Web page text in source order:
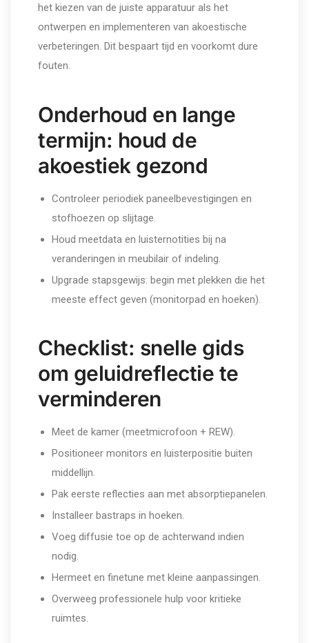
het kiezen van de juiste apparatuur als het
ontwerpen en implementeren van akoestische
verbeteringen. Dit bespaart tijd en voorkomt dure
fouten.
Onderhoud en lange
termijn: houd de
akoestiek gezond
Controleer periodiek paneelbevestigingen en
stofhoezen op slijtage.
Houd meetdata en luisternotities bij na
veranderingen in meubilair of indeling.
Upgrade stapsgewijs: begin met plekken die het
meeste effect geven (monitorpad en hoeken).
Checklist: snelle gids
om geluidreflectie te
verminderen
Meet de kamer (meetmicrofoon + REW).
Positioneer monitors en luisterpositie buiten
middellijn.
Pak eerste reflecties aan met absorptiepanelen.
Installeer bastraps in hoeken.
Voeg diffusie toe op de achterwand indien
nodig.
Hermeet en finetune met kleine aanpassingen.
Overweeg professionele hulp voor kritieke
ruimtes.